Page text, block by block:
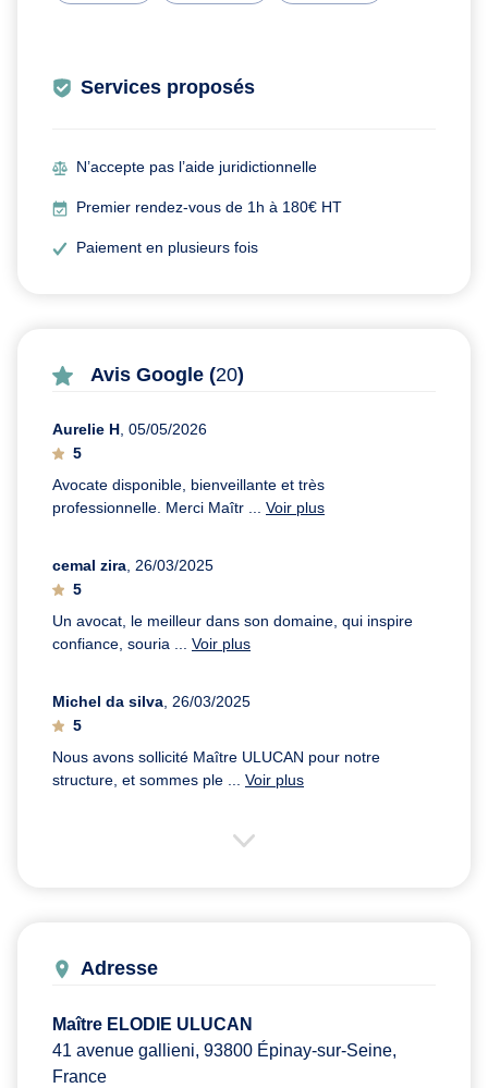
Services proposés
N’accepte pas l’aide juridictionnelle
Premier rendez-vous de 1h à 180€ HT
Paiement en plusieurs fois
Avis Google (20)
Aurelie H, 05/05/2026
5
Avocate disponible, bienveillante et très
professionnelle. Merci Maîtr ... Voir plus
cemal zira, 26/03/2025
5
Un avocat, le meilleur dans son domaine, qui inspire
confiance, souria ... Voir plus
Michel da silva, 26/03/2025
5
Nous avons sollicité Maître ULUCAN pour notre
structure, et sommes ple ... Voir plus
Adresse
Maître ELODIE ULUCAN
41 avenue gallieni, 93800 Épinay-sur-Seine,
France